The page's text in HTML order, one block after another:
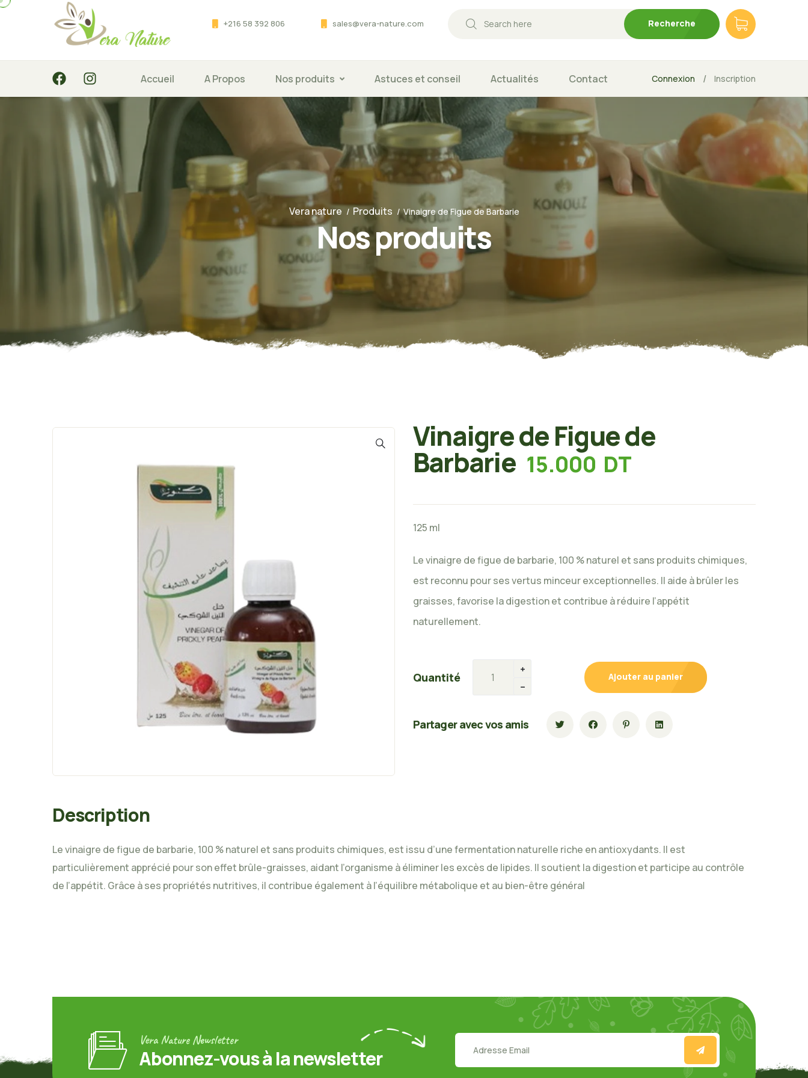
+216 58 392 806 sales@vera-nature.com Recherche
Accueil A Propos Nos produits Astuces et conseil Actualités Contact Connexion / Inscription
Vera nature Produits Vinaigre de Figue de Barbarie
Nos produits
Vinaigre de Figue de
Barbarie 15.000 DT
125 ml
Le vinaigre de figue de barbarie, 100 % naturel et sans produits chimiques,
est reconnu pour ses vertus minceur exceptionnelles. Il aide à brûler les
graisses, favorise la digestion et contribue à réduire l’appétit
naturellement.
Quantité Ajouter au panier
Partager avec vos amis
Description
Le vinaigre de figue de barbarie, 100 % naturel et sans produits chimiques, est issu d’une fermentation naturelle riche en antioxydants. Il est
particulièrement apprécié pour son effet brûle-graisses, aidant l’organisme à éliminer les excès de lipides. Il soutient la digestion et participe au contrôle
de l’appétit. Grâce à ses propriétés nutritives, il contribue également à l’équilibre métabolique et au bien-être général
Vera Nature Newsletter
Abonnez-vous à la newsletter